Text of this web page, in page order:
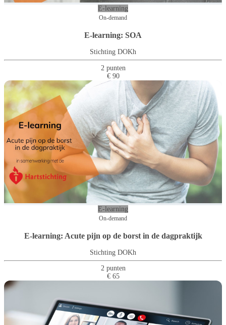
E-learning
On-demand
E-learning: SOA
Stichting DOKh
2 punten
€ 90
E-learning
On-demand
E-learning: Acute pijn op de borst in de dagpraktijk
Stichting DOKh
2 punten
€ 65